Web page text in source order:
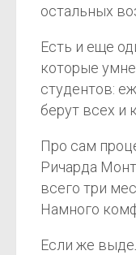
остальных
Есть и еще
которые
студентов:
берут всех и
Про сам
Ричарда
всего три
Намного
Если же